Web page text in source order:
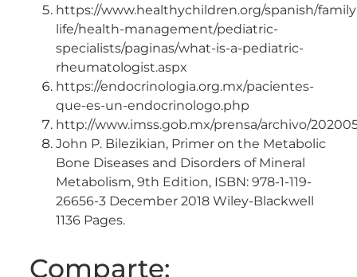
https://www.healthychildren.org/spanish/
life/health-management/pediatric-
specialists/paginas/what-is-a-pediatric-
rheumatologist.aspx
https://endocrinologia.org.mx/pacientes-
que-es-un-endocrinologo.php
http://www.imss.gob.mx/prensa/archivo/
John P. Bilezikian, Primer on the Metabolic
Bone Diseases and Disorders of Mineral
Metabolism, 9th Edition, ISBN: 978-1-119-
26656-3 December 2018 Wiley-Blackwell
1136 Pages.
Comparte: